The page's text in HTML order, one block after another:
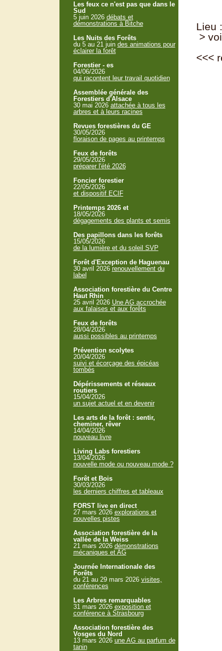
Lieu
>
<<<
Les feux ce n'est pas que dans le
Sud
5 juin 2026 débats et
démonstrations à Bitche
Les Nuits des Forêts
du 5 au 21 juin des animations pour
éclairer la forêt
Forestier - es
04/06/2026
qui racontent leur travail quotidien
Assemblée générale des
Forestiers d'Alsace
30 mai 2026 attachée à tous les
arbres et à leurs racines
Revues forestières du GE
30/05/2026
floraison de pages au printemps
Feux de forêts
29/05/2026
préparer l'été 2026
Foncier forestier
22/05/2026
et dispositif ECIF
Printemps 2026 et
18/05/2026
dégagements des plants et semis
Des papillons dans les forêts
15/05/2026
de la lumière et du soleil SVP
Forêt d'Exception de Haguenau
30 avril 2026 renouvellement du
label
Association forestière du Centre
Haut Rhin
25 avril 2026 Une AG accrochée
aux falaises et aux forêts
Feux de forêts
28/04/2026
aussi possibles au printemps
Prévention scolytes
20/04/2026
suivi et écorçage des épicéas
tombés
Dépérissements et réseaux
routiers
15/04/2026
un sujet actuel et en devenir
Les arts de la forêt : sentir,
cheminer, rêver
14/04/2026
nouveau livre
Living Labs forestiers
13/04/2026
nouvelle mode ou nouveau mode ?
Forêt et Bois
30/03/2026
les derniers chiffres et tableaux
FORST live en direct
27 mars 2026 explorations et
nouvelles pistes
Association forestière de la
vallée de la Weiss
21 mars 2026 démonstrations
mécaniques et AG
Journée Internationale des
Forêts
du 21 au 29 mars 2026 visites,
conférences
Les Arbres remarquables
31 mars 2026 exposition et
conférence à Strasbourg
Association forestière des
Vosges du Nord
13 mars 2026 une AG au parfum de
tanin